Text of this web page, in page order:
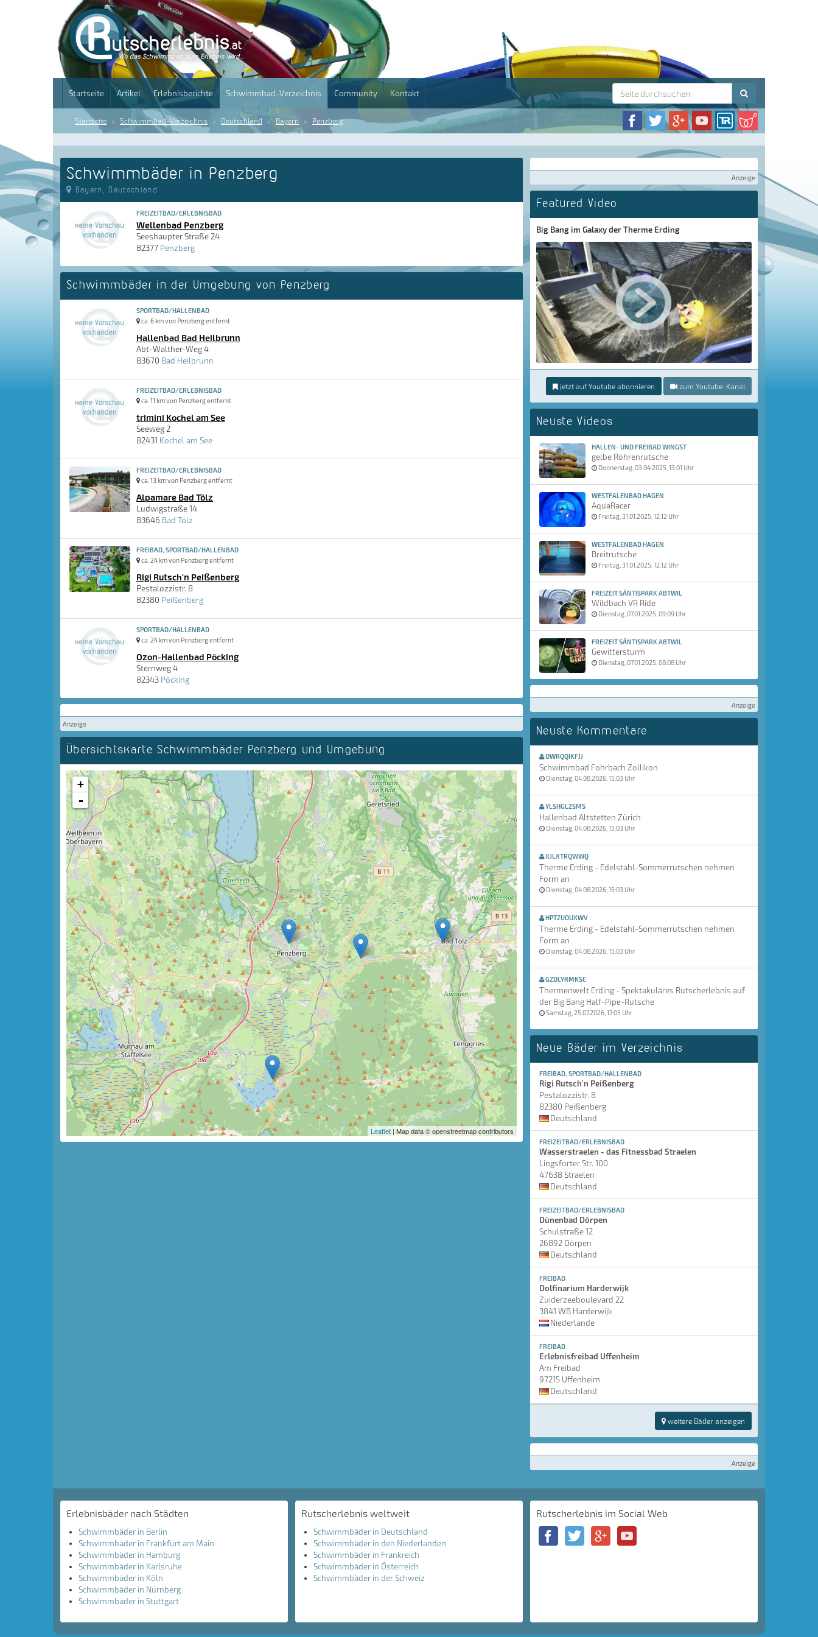
Startseite Artikel Erlebnisberichte Schwimmbad-Verzeichnis Community Kontakt
Startseite Schwimmbad-Verzeichnis Deutschland Bayern Penzberg
Schwimmbäder in Penzberg
Bayern, Deutschland
FREIZEITBAD/ERLEBNISBAD
Wellenbad Penzberg
Seeshaupter Straße 24
82377 Penzberg
Schwimmbäder in der Umgebung von Penzberg
SPORTBAD/HALLENBAD
ca. 6 km von Penzberg entfernt
Hallenbad Bad Heilbrunn
Abt-Walther-Weg 4
83670 Bad Heilbrunn
FREIZEITBAD/ERLEBNISBAD
ca. 11 km von Penzberg entfernt
trimini Kochel am See
Seeweg 2
82431 Kochel am See
FREIZEITBAD/ERLEBNISBAD
ca. 13 km von Penzberg entfernt
Alpamare Bad Tölz
Ludwigstraße 14
83646 Bad Tölz
FREIBAD, SPORTBAD/HALLENBAD
ca. 24 km von Penzberg entfernt
Rigi Rutsch'n Peißenberg
Pestalozzistr. 8
82380 Peißenberg
SPORTBAD/HALLENBAD
ca. 24 km von Penzberg entfernt
Ozon-Hallenbad Pöcking
Sternweg 4
82343 Pöcking
Anzeige
Übersichtskarte Schwimmbäder Penzberg und Umgebung
+
-
Leaflet | Map data © openstreetmap contributors
Anzeige
Featured Video
Big Bang im Galaxy der Therme Erding
jetzt auf Youtube abonnieren zum Youtube-Kanal
Neuste Videos
HALLEN- UND FREIBAD WINGST
gelbe Röhrenrutsche
Donnerstag, 03.04.2025, 13:01 Uhr
WESTFALENBAD HAGEN
AquaRacer
Freitag, 31.01.2025, 12:12 Uhr
WESTFALENBAD HAGEN
Breitrutsche
Freitag, 31.01.2025, 12:12 Uhr
FREIZEIT SÄNTISPARK ABTWIL
Wildbach VR Ride
Dienstag, 07.01.2025, 09:09 Uhr
FREIZEIT SÄNTISPARK ABTWIL
Gewittersturm
Dienstag, 07.01.2025, 08:08 Uhr
Anzeige
Neuste Kommentare
OWRQQIKFJJ
Schwimmbad Fohrbach Zollikon
Dienstag, 04.08.2026, 15:03 Uhr
YLSHGLZSMS
Hallenbad Altstetten Zürich
Dienstag, 04.08.2026, 15:03 Uhr
XJLXTRQWWQ
Therme Erding - Edelstahl-Sommerrutschen nehmen
Form an
Dienstag, 04.08.2026, 15:03 Uhr
HPTZUOUXWV
Therme Erding - Edelstahl-Sommerrutschen nehmen
Form an
Dienstag, 04.08.2026, 15:03 Uhr
GZDLYRMKSE
Thermenwelt Erding - Spektakuläres Rutscherlebnis auf
der Big Bang Half-Pipe-Rutsche
Samstag, 25.07.2026, 17:05 Uhr
Neue Bäder im Verzeichnis
FREIBAD, SPORTBAD/HALLENBAD
Rigi Rutsch'n Peißenberg
Pestalozzistr. 8
82380 Peißenberg
Deutschland
FREIZEITBAD/ERLEBNISBAD
Wasserstraelen - das Fitnessbad Straelen
Lingsforter Str. 100
47638 Straelen
Deutschland
FREIZEITBAD/ERLEBNISBAD
Dünenbad Dörpen
Schulstraße 12
26892 Dörpen
Deutschland
FREIBAD
Dolfinarium Harderwijk
Zuiderzeeboulevard 22
3841 WB Harderwijk
Niederlande
FREIBAD
Erlebnisfreibad Uffenheim
Am Freibad
97215 Uffenheim
Deutschland
weitere Bäder anzeigen
Anzeige
Erlebnisbäder nach Städten
Schwimmbäder in Berlin
Schwimmbäder in Frankfurt am Main
Schwimmbäder in Hamburg
Schwimmbäder in Karlsruhe
Schwimmbäder in Köln
Schwimmbäder in Nürnberg
Schwimmbäder in Stuttgart
Rutscherlebnis weltweit
Schwimmbäder in Deutschland
Schwimmbäder in den Niederlanden
Schwimmbäder in Frankreich
Schwimmbäder in Österreich
Schwimmbäder in der Schweiz
Rutscherlebnis im Social Web